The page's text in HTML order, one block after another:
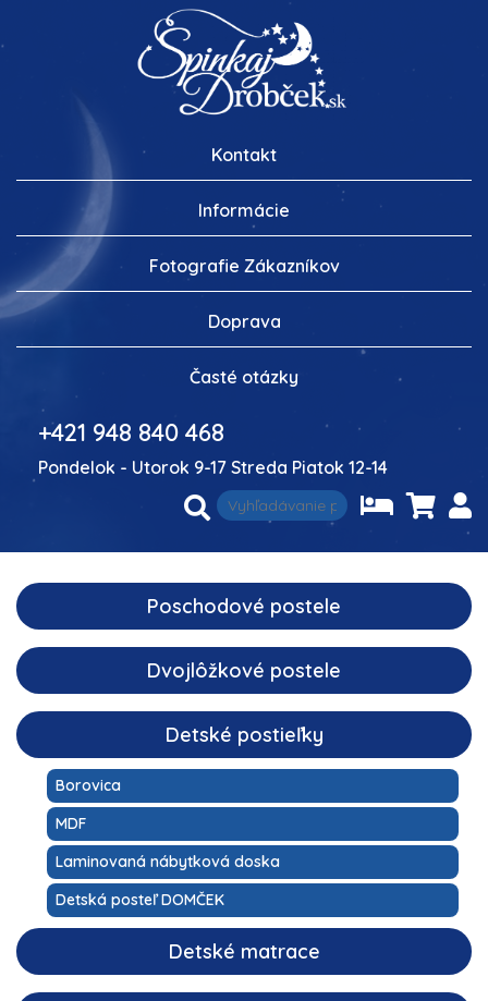
Kontakt
Informácie
Fotografie Zákazníkov
Doprava
Časté otázky
+421 948 840 468
Pondelok - Utorok 9-17 Streda Piatok 12-14
Poschodové postele
Dvojlôžkové postele
Detské postieľky
Borovica
MDF
Laminovaná nábytková doska
Detská posteľ DOMČEK
Detské matrace